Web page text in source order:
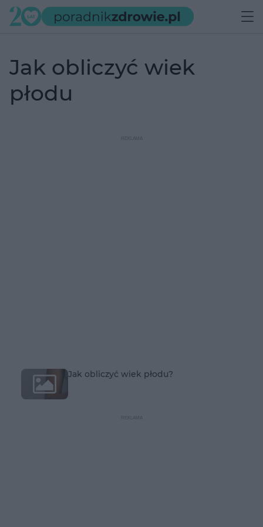
jak obliczyć wiek
płodu
Jak obliczyć wiek płodu?